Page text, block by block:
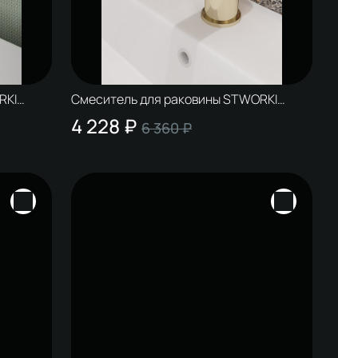
Смеситель для раковины STWORKI
Копенгаген S42010GG глянцевое золото
4 228 ₽ 6 360 ₽